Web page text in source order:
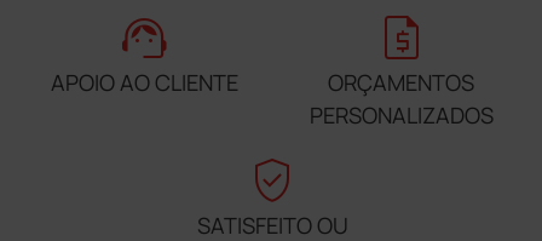
support_agent
APOIO AO CLIENTE
request_quote
ORÇAMENTOS
PERSONALIZADOS
verified_user
SATISFEITO OU